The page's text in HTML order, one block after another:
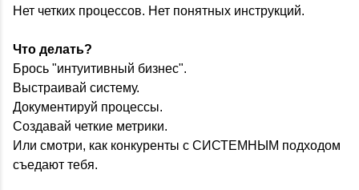
Нет четких процессов. Нет понятных инструкций.
Что делать?
Брось "интуитивный бизнес".
Выстраивай систему.
Документируй процессы.
Создавай четкие метрики.
Или смотри, как конкуренты с СИСТЕМНЫМ подходом
съедают тебя.